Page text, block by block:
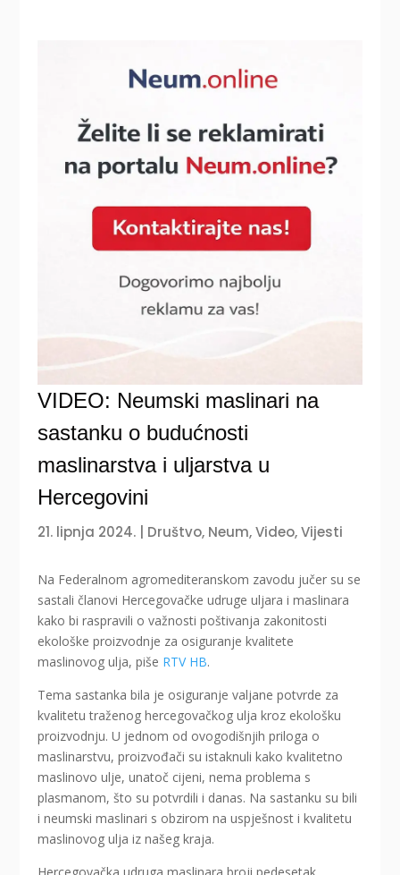
VIDEO: Neumski maslinari na
sastanku o budućnosti
maslinarstva i uljarstva u
Hercegovini
21. lipnja 2024. Društvo, Neum,Video,Vijesti
Na Federalnom agromediteranskom zavodu jučer su se
sastali članovi Hercegovačke udruge uljara i maslinara
kako bi raspravili o važnosti poštivanja zakonitosti
ekološke proizvodnje za osiguranje kvalitete
maslinovog ulja, piše RTV HB.
Tema sastanka bila je osiguranje valjane potvrde za
kvalitetu traženog hercegovačkog ulja kroz ekološku
proizvodnju. U jednom od ovogodišnjih priloga o
maslinarstvu, proizvođači su istaknuli kako kvalitetno
maslinovo ulje, unatoč cijeni, nema problema s
plasmanom, što su potvrdili i danas. Na sastanku su bili
i neumski maslinari s obzirom na uspješnost i kvalitetu
maslinovog ulja iz našeg kraja.